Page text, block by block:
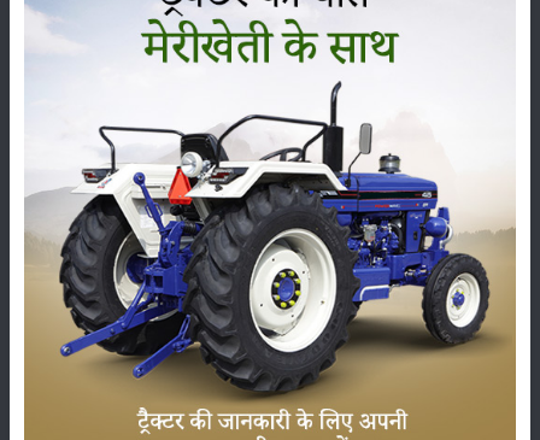
कृषि यंत्र
सम्पादकीय अन्य
लाड़ली बहना योजना की 36वीं किस्त जारी, करोड़ों महिलाओं के
खातों में पहुंचे 1500 रुपये
16-May-2026
ट्रैक्टर बिक्री में महिंद्रा ने अप्रैल 2026 में दर्ज की 20% से
अधिक वृद्धि
01-May-2026